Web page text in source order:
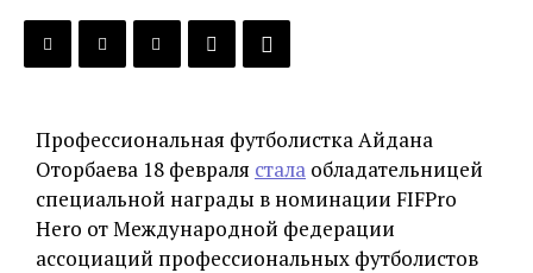
Профессиональная футболистка Айдана
Оторбаева 18 февраля стала обладательницей
специальной награды в номинации FIFPro
Hero от Международной федерации
ассоциаций профессиональных футболистов